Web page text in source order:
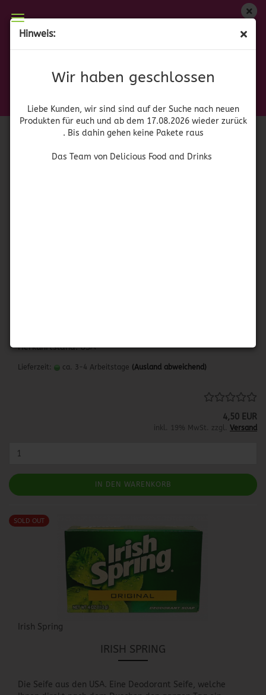
Hinweis:
Wir haben geschlossen
Liebe Kunden, wir sind sind auf der Suche nach neuen
Produkten für euch und ab dem 17.08.2026 wieder zurück
. Bis dahin gehen keine Pakete raus
Das Team von Delicious Food and Drinks
Wir haben geschlossen
zurück. Bis dahin gehen keine Pakete raus
Das Team von Delicious Food and Drinks
Colgate - Palmolive
Sortieren nach
Sortieren nach 64 pro Seite
pro Seite
Herkunftsland: USA
Lieferzeit: ca. 3-4 Arbeitstage (Ausland abweichend)
4,50 EUR
inkl. 19% MwSt. zzgl. Versand
IN DEN WARENKORB
SOLD OUT
Irish Spring
IRISH SPRING
Die Seife aus den USA. Eine Deodorant Seife, welche